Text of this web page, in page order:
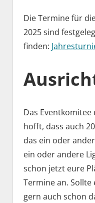
Die Termine für
2025 sind
finden:
Das
hofft, dass auch
das ein oder
ein oder andere
schon jetzt eure
Termine an.
gern auch schon